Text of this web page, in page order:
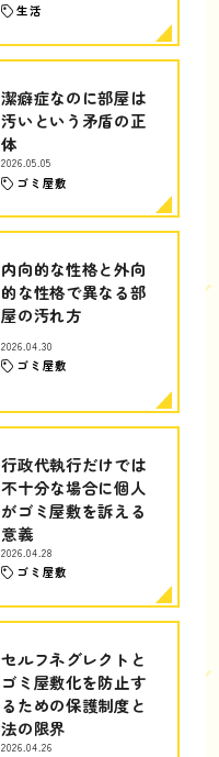
生活
潔癖症なのに部屋は
汚いという矛盾の正
体
2026.05.05
ゴミ屋敷
内向的な性格と外向
的な性格で異なる部
屋の汚れ方
2026.04.30
ゴミ屋敷
行政代執行だけでは
不十分な場合に個人
がゴミ屋敷を訴える
意義
2026.04.28
ゴミ屋敷
セルフネグレクトと
ゴミ屋敷化を防止す
るための保護制度と
法の限界
2026.04.26